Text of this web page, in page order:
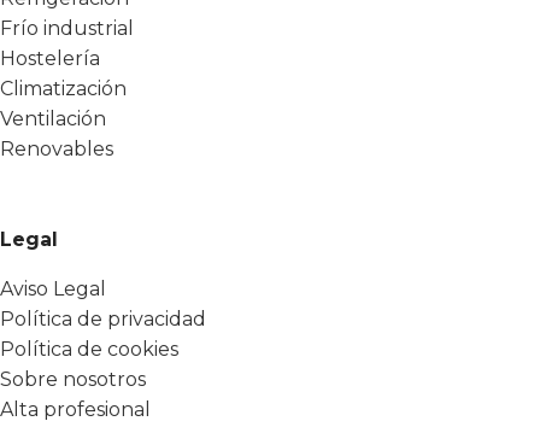
Frío industrial
Hostelería
Climatización
Ventilación
Renovables
Legal
Aviso Legal
Política de privacidad
Política de cookies
Sobre nosotros
Alta profesional